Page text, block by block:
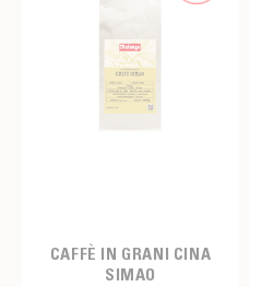
CAFFÈ IN GRANI CINA
SIMAO